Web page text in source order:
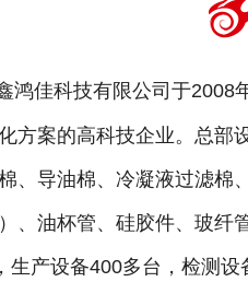
鸿佳科技有限公司于2008
方案的高科技企业。总部
、导油棉、冷凝液过滤棉
、油杯管、硅胶件、玻纤
生产设备400多台，检测